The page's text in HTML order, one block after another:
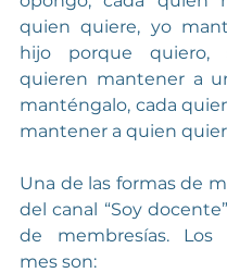
quien quiere, yo
hijo porque quiero,
quieren mantener a
manténgalo, cada
mantener a quien
Una de las formas de
del canal “Soy
de membresías. Los
mes son: